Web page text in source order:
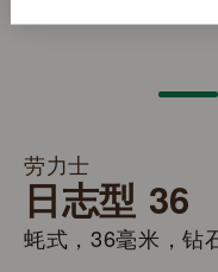
劳力士
日志型 36
蚝式，36毫米，钻